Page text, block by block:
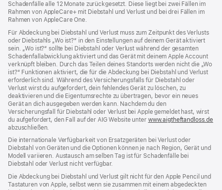
Schadenfälle alle 12 Monate zurückgesetzt. Diese liegt bei zwei Fällen im
Rahmen von AppleCare+ mit Diebstahl und Verlust und bei drei Fällen im
Rahmen von AppleCare One.
Für Abdeckung bei Diebstahl und Verlust muss zum Zeit­punkt des Verlusts
oder Dieb­stahls „Wo ist?“ in den Einstellungen auf deinem Gerät aktiviert
sein. „Wo ist?“ sollte bei Diebstahl oder Verlust während der gesamten
Schadenfallabwicklung aktiviert und das Gerät mit deinem Apple Account
verknüpft bleiben. Durch das Teilen deines Standorts werden nicht die „Wo
ist?“ Funktionen aktiviert, die für die Abdeckung bei Diebstahl und Verlust
erforderlich sind. Während des Versicherungs­falls für Diebstahl oder
Verlust wirst du aufgefordert, dein fehlendes Gerät zu löschen, zu
deaktivieren und die Eigentums­rechte zu übertragen, bevor ein neues
Gerät an dich ausgegeben werden kann. Nachdem du den
Versicherungsfall für Diebstahl oder Verlust bei Apple gemeldet hast, wirst
du aufgefordert, den Fall auf der AIG Website unter www.aigtheftandloss.de
abzuschließen.
Die internationale Verfügbarkeit von Ersatzgeräten bei Verlust oder
Diebstahl von Geräten und die Optionen können je nach Region, Gerät und
Modell variieren. Austausch am selben Tag ist für Schadenfälle bei
Diebstahl oder Verlust nicht verfügbar.
Die Abdeckung bei Diebstahl und Verlust gilt nicht für den Apple Pencil und
Tastaturen von Apple, selbst wenn sie zusammen mit einem abgedeckten